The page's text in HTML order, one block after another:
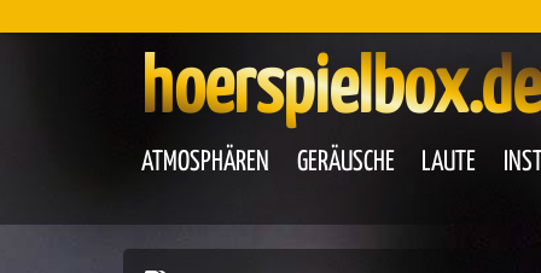
hoerspielbox.de
ATMOSPHÄREN GERÄUSCHE LAUTE